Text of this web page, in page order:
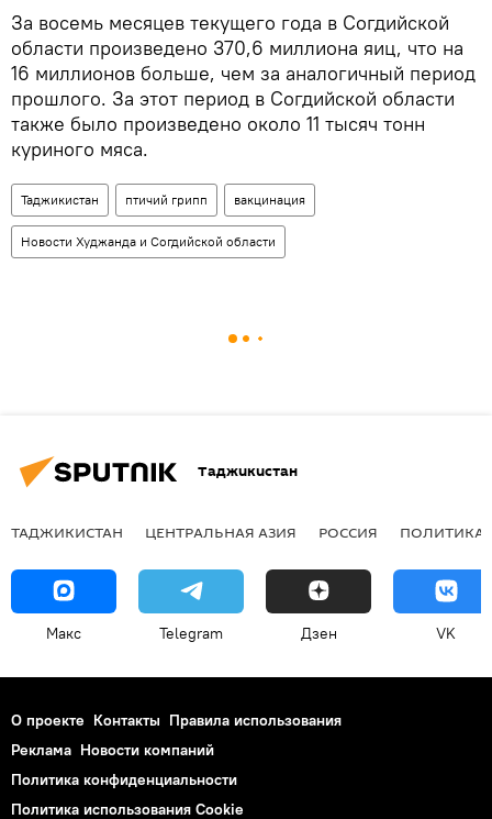
За восемь месяцев текущего года в Согдийской
области произведено 370,6 миллиона яиц, что на
16 миллионов больше, чем за аналогичный период
прошлого. За этот период в Согдийской области
также было произведено около 11 тысяч тонн
куриного мяса.
Таджикистан птичий грипп вакцинация
Новости Худжанда и Согдийской области
Таджикистан
ТАДЖИКИСТАН ЦЕНТРАЛЬНАЯ АЗИЯ РОССИЯ ПОЛИТИКА
Макс Telegram Дзен VK
О проекте Контакты Правила использования
Реклама Новости компаний
Политика конфиденциальности
Политика использования Cookie